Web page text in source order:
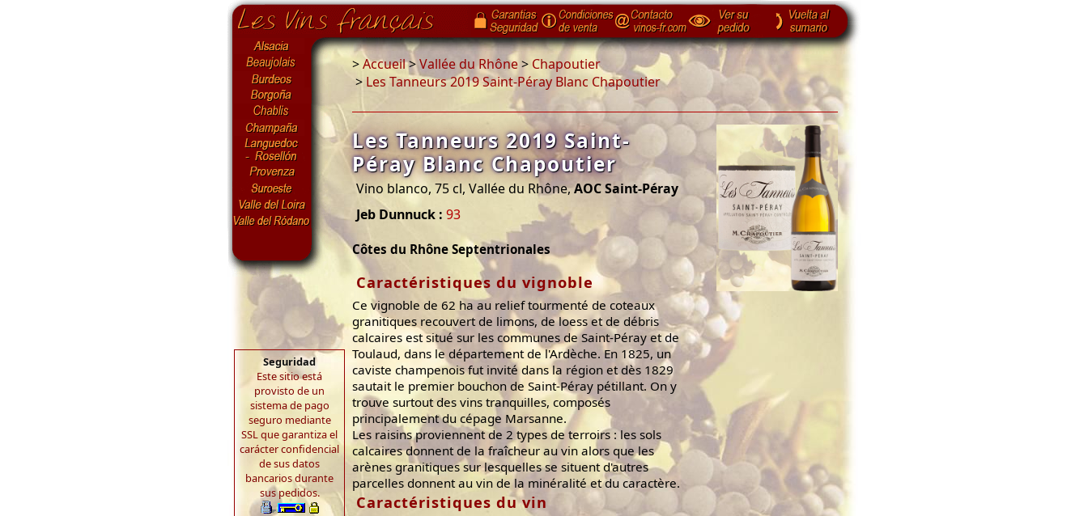
Seguridad
Este sitio está
provisto de un
sistema de pago
seguro mediante
SSL que garantiza el
carácter confidencial
de sus datos
bancarios durante
sus pedidos.
>Accueil>Vallée du Rhône> Chapoutier
> Les Tanneurs 2019 Saint-Péray Blanc Chapoutier
Les Tanneurs 2019 Saint-
Péray Blanc Chapoutier
Vino blanco, 75 cl, Vallée du Rhône,AOC Saint-Péray
Jeb Dunnuck : 93
Côtes du Rhône Septentrionales
Caractéristiques du vignoble
Ce vignoble de 62 ha au relief tourmenté de coteaux
granitiques recouvert de limons, de loess et de débris
calcaires est situé sur les communes de Saint-Péray et de
Toulaud, dans le département de l'Ardèche. En 1825, un
caviste champenois fut invité dans la région et dès 1829
sautait le premier bouchon de Saint-Péray pétillant. On y
trouve surtout des vins tranquilles, composés
principalement du cépage Marsanne.
Les raisins proviennent de 2 types de terroirs : les sols
calcaires donnent de la fraîcheur au vin alors que les
arènes granitiques sur lesquelles se situent d'autres
parcelles donnent au vin de la minéralité et du caractère.
Caractéristiques du vin